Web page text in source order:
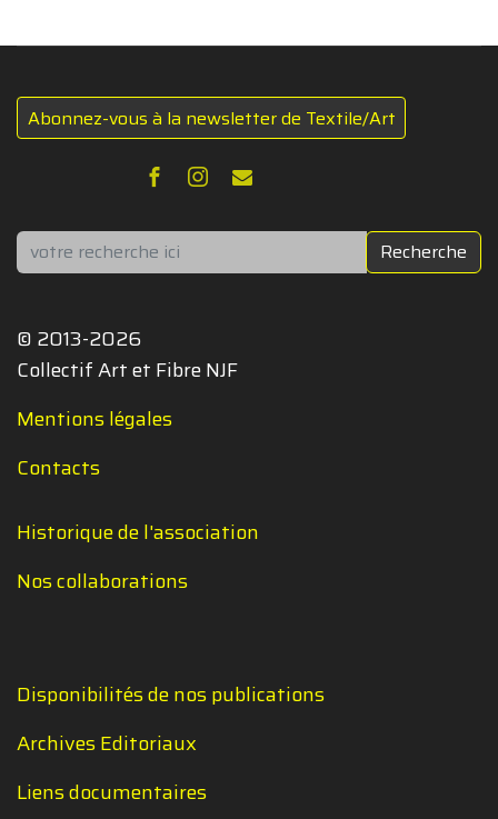
Abonnez-vous à la newsletter de Textile/Art
Rechercher Recherche
© 2013-2026
Collectif Art et Fibre NJF
Mentions légales
Contacts
Historique de l'association
Nos collaborations
Disponibilités de nos publications
Archives Editoriaux
Liens documentaires